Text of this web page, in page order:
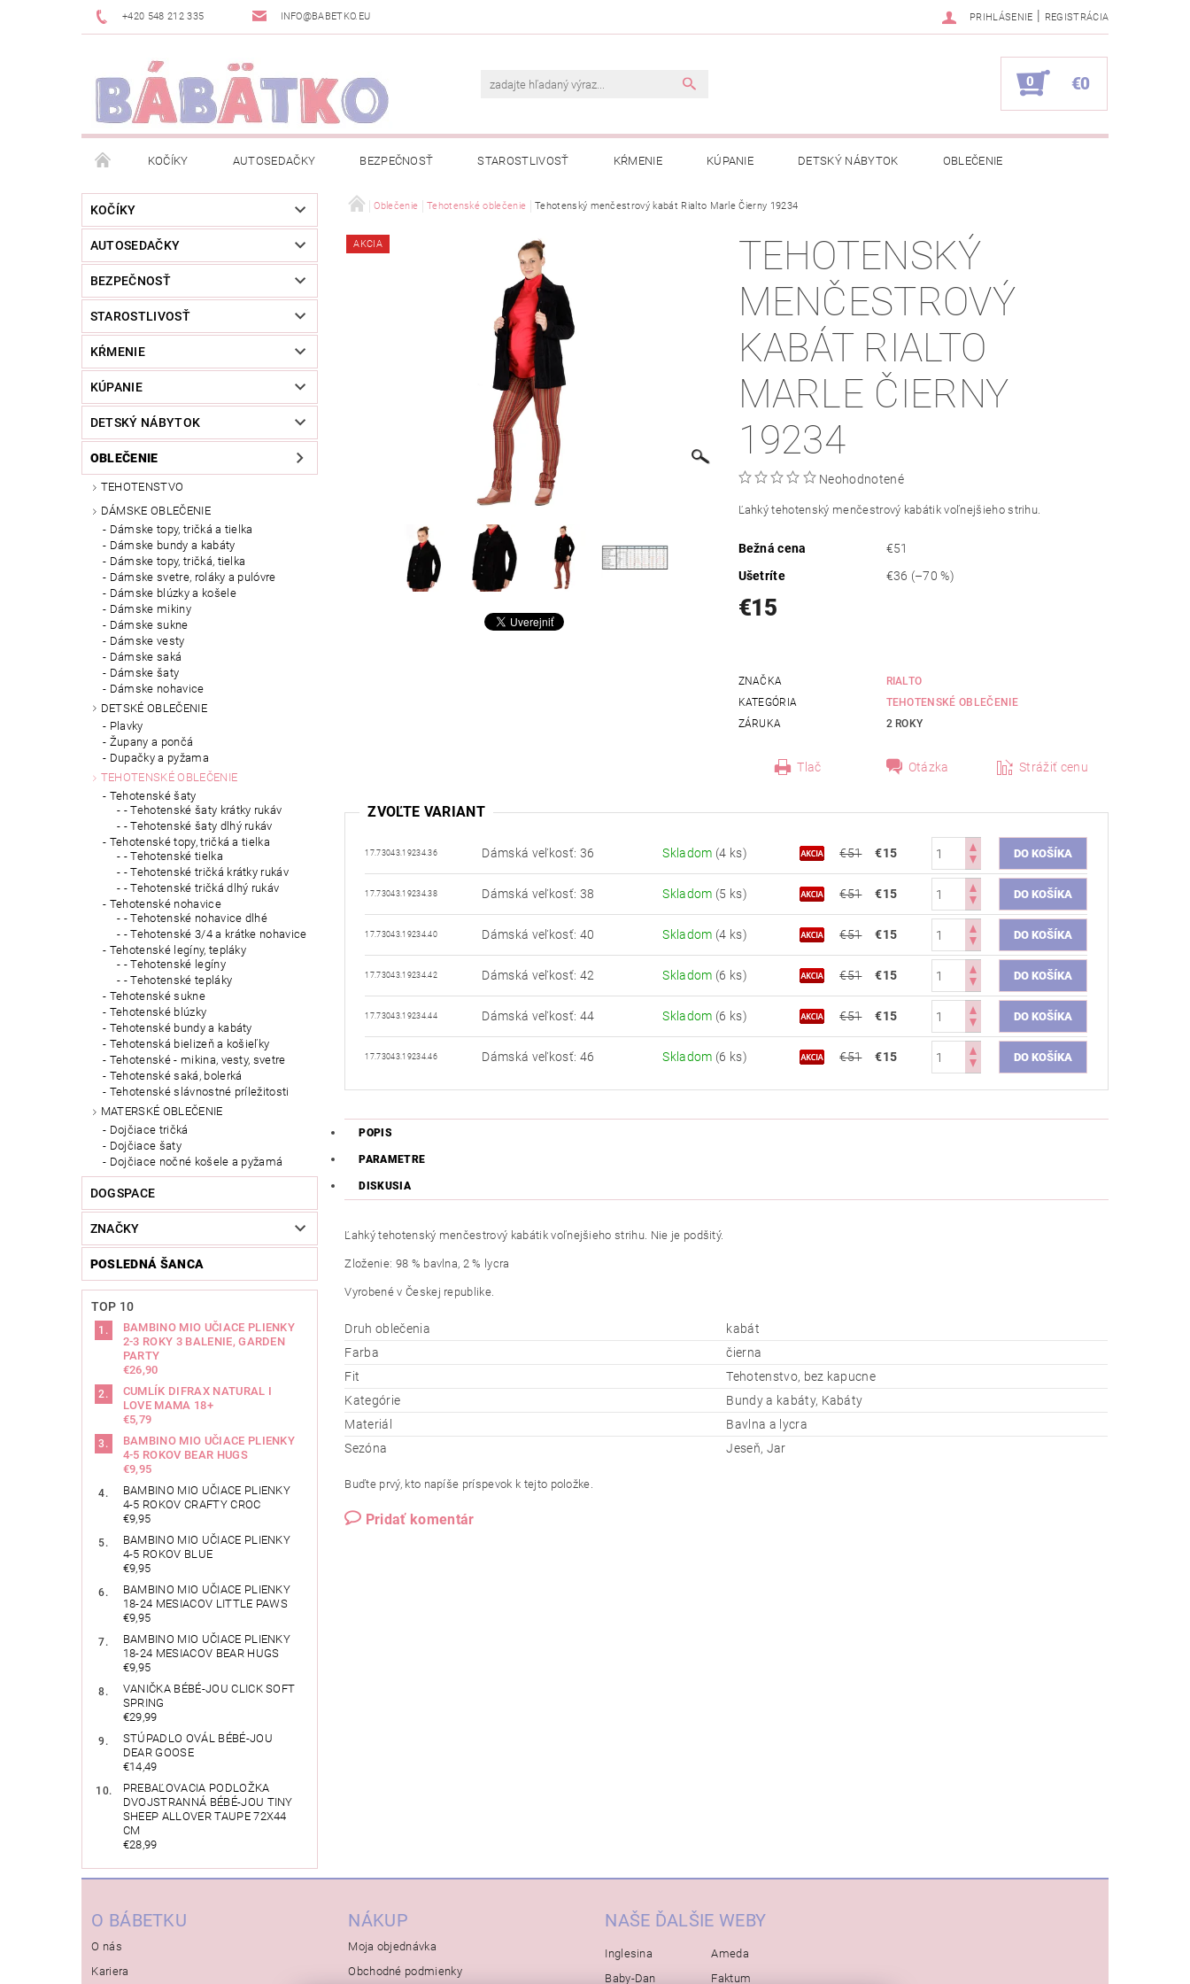
+420 548 212 335 INFO@BABETKO.EU PRIHLÁSENIE | REGISTRÁCIA
0 €0
KOČÍKY AUTOSEDAČKY BEZPEČNOSŤ STAROSTLIVOSŤ KŔMENIE KÚPANIE DETSKÝ NÁBYTOK OBLEČENIE
DOGSPACE POSLEDNÁ ŠANCA OBCHODNÉ PODMIENKY OCHRANA OSOBNÝCH ÚDAJOV
NOVINKY MOJA OBJEDNÁVKA
KOČÍKY
AUTOSEDAČKY
BEZPEČNOSŤ
STAROSTLIVOSŤ
KŔMENIE
KÚPANIE
DETSKÝ NÁBYTOK
OBLEČENIE
TEHOTENSTVO
DÁMSKE OBLEČENIE
Dámske topy, tričká a tielka
Dámske bundy a kabáty
Dámske topy, tričká, tielka
Dámske svetre, roláky a pulóvre
Dámske blúzky a košele
Dámske mikiny
Dámske sukne
Dámske vesty
Dámske saká
Dámske šaty
Dámske nohavice
DETSKÉ OBLEČENIE
Plavky
Župany a pončá
Dupačky a pyžama
TEHOTENSKÉ OBLEČENIE
Tehotenské šaty
- Tehotenské šaty krátky rukáv
- Tehotenské šaty dlhý rukáv
Tehotenské topy, tričká a tielka
- Tehotenské tielka
- Tehotenské tričká krátky rukáv
- Tehotenské tričká dlhý rukáv
Tehotenské nohavice
- Tehotenské nohavice dlhé
- Tehotenské 3/4 a krátke nohavice
Tehotenské legíny, tepláky
- Tehotenské legíny
- Tehotenské tepláky
Tehotenské sukne
Tehotenské blúzky
Tehotenské bundy a kabáty
Tehotenská bielizeň a košieľky
Tehotenské - mikina, vesty, svetre
Tehotenské saká, bolerká
Tehotenské slávnostné príležitosti
MATERSKÉ OBLEČENIE
Dojčiace tričká
Dojčiace šaty
Dojčiace nočné košele a pyžamá
DOGSPACE
ZNAČKY
POSLEDNÁ ŠANCA
TOP 10
BAMBINO MIO UČIACE PLIENKY
2-3 ROKY 3 BALENIE, GARDEN
PARTY
€26,90
CUMLÍK DIFRAX NATURAL I
LOVE MAMA 18+
€5,79
BAMBINO MIO UČIACE PLIENKY
4-5 ROKOV BEAR HUGS
€9,95
BAMBINO MIO UČIACE PLIENKY
4-5 ROKOV CRAFTY CROC
€9,95
BAMBINO MIO UČIACE PLIENKY
4-5 ROKOV BLUE
€9,95
BAMBINO MIO UČIACE PLIENKY
18-24 MESIACOV LITTLE PAWS
€9,95
BAMBINO MIO UČIACE PLIENKY
18-24 MESIACOV BEAR HUGS
€9,95
VANIČKA BÉBÉ-JOU CLICK SOFT
SPRING
€29,99
STÚPADLO OVÁL BÉBÉ-JOU
DEAR GOOSE
€14,49
PREBAĽOVACIA PODLOŽKA
DVOJSTRANNÁ BÉBÉ-JOU TINY
SHEEP ALLOVER TAUPE 72X44
CM
€28,99
Oblečenie Tehotenské oblečenie Tehotenský menčestrový kabát Rialto Marle Čierny 19234
AKCIA
TEHOTENSKÝ
MENČESTROVÝ
KABÁT RIALTO
MARLE ČIERNY
19234
Neohodnotené
Ľahký tehotenský menčestrový kabátik voľnejšiehostrihu.
Bežná cena
€51
Ušetríte
€36 (–70 %)
€15
ZNAČKA
RIALTO
KATEGÓRIA
TEHOTENSKÉ OBLEČENIE
ZÁRUKA
2 ROKY
Tlač Otázka Strážiť cenu
ZVOĽTE VARIANT
17.73043.19234.36 Dámská veľkosť: 36 Skladom (4 ks) €51 €15
17.73043.19234.38 Dámská veľkosť: 38 Skladom (5 ks) €51 €15
17.73043.19234.40 Dámská veľkosť: 40 Skladom (4 ks) €51 €15
17.73043.19234.42 Dámská veľkosť: 42 Skladom (6 ks) €51 €15
17.73043.19234.44 Dámská veľkosť: 44 Skladom (6 ks) €51 €15
17.73043.19234.46 Dámská veľkosť: 46 Skladom (6 ks) €51 €15
POPIS
PARAMETRE
DISKUSIA
Ľahký tehotenský menčestrový kabátik voľnejšiehostrihu. Nie je podšitý.
Zloženie: 98 % bavlna, 2 % lycra
Vyrobené v Českej republike.
Druh oblečenia
kabát
Farba
čierna
Fit
Tehotenstvo, bez kapucne
Kategórie
Bundy a kabáty, Kabáty
Materiál
Bavlna a lycra
Sezóna
Jeseň, Jar
Buďte prvý, kto napíše príspevok k tejto položke.
Pridať komentár
O BÁBETKU
O nás
Kariera
NÁKUP
Moja objednávka
Obchodné podmienky
NAŠE ĎALŠIE WEBY
Inglesina
Baby-Dan
Ameda
Faktum